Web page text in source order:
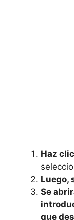
Haz
Luego,
Se
que